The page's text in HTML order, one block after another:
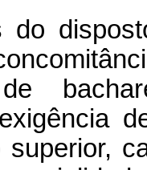
do
superior,